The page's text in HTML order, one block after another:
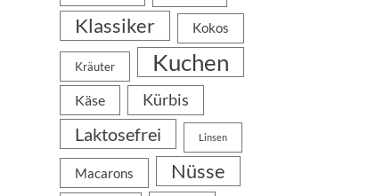
Klassiker Kokos
Kräuter Kuchen
Käse Kürbis
Laktosefrei Linsen
Macarons Nüsse